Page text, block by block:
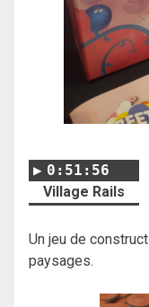
0:51:56
Village Rails
Un jeu de
paysages.